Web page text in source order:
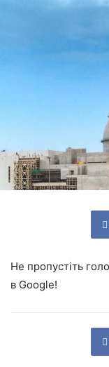
Не пропустіть
в Google!